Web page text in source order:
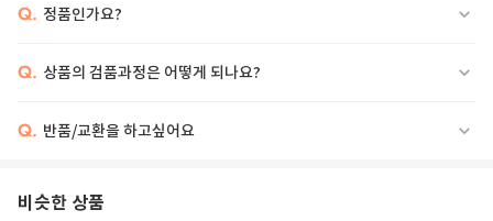
Q. 정품인가요?
Q. 상품의 검품과정은 어떻게 되나요?
Q. 반품/교환을 하고싶어요
비슷한 상품